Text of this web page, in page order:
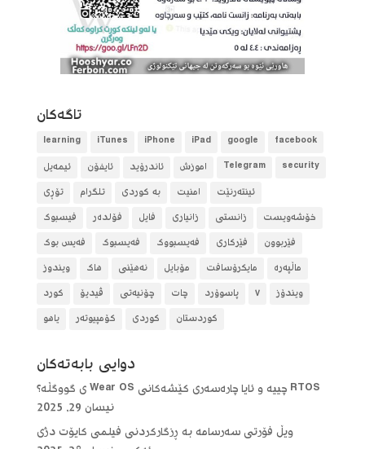
تاگه‌كان
facebook
google
iPad
iPhone
iTunes
learning
security
Telegram آموزش ئاندرۆید ئایفۆن
ئیمەیل
ئینتەرنێت
امنیت بە کوردی تلگرام
تۆڕی
خۆشەویست
زانستی زانیاری فایل فۆلده‌ر
فیسبوک
فێربوون
فێرکاری فەیسبووک فەیسبوک
فەیس بوک
ماڵپەرە
مایکرۆسافت مۆبایل نەهێنی هاک
ویندوز
ویندۆز
٧ پاسوۆرد چات چۆنیەتی ڤیدیۆ
کورد
کوردستان
کوردی کۆمپیوتەر یاهو
دوایی بابه‌ته‌كان
RTOS چییە و ئایا چارەسەری کێشەکانی Wear OS ی گووگڵە؟
نیسان 29, 2025
ویڵ فۆرتی سەرسامە بە ڕزگارکردنی فیلمی کایۆت دژی